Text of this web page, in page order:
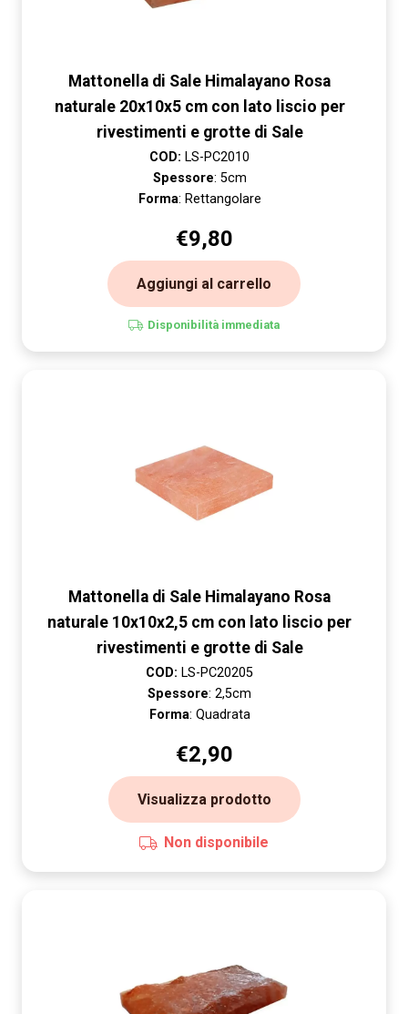
Mattonella di Sale Himalayano Rosa
naturale 20x10x5 cm con lato liscio per
rivestimenti e grotte di Sale
COD: LS-PC2010
Spessore: 5cm
Forma: Rettangolare
€9,80
Aggiungi al carrello
Disponibilità immediata
Mattonella di Sale Himalayano Rosa
naturale 10x10x2,5 cm con lato liscio per
rivestimenti e grotte di Sale
COD: LS-PC20205
Spessore: 2,5cm
Forma: Quadrata
€2,90
Visualizza prodotto
Non disponibile